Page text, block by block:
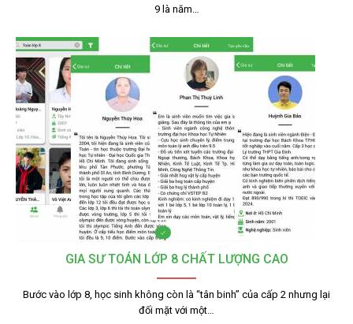
9 là năm…
GIA SƯ TOÁN LỚP 8 CHẤT LƯỢNG CAO
Bước vào lớp 8, học sinh không còn là “tân binh” của cấp 2 nhưng lại
đối mặt với một…